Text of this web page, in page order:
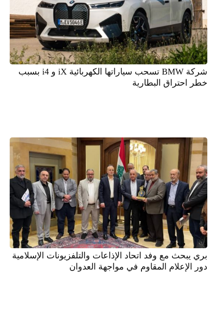
شركة BMW تسحب سياراتها الكهربائية iX و i4 بسبب
خطر احتراق البطارية
بري يبحث مع وفد اتحاد الإذاعات والتلفزيونات الإسلامية
دور الإعلام المقاوم في مواجهة العدوان